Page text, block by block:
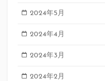
2024年5月
2024年4月
2024年3月
2024年2月